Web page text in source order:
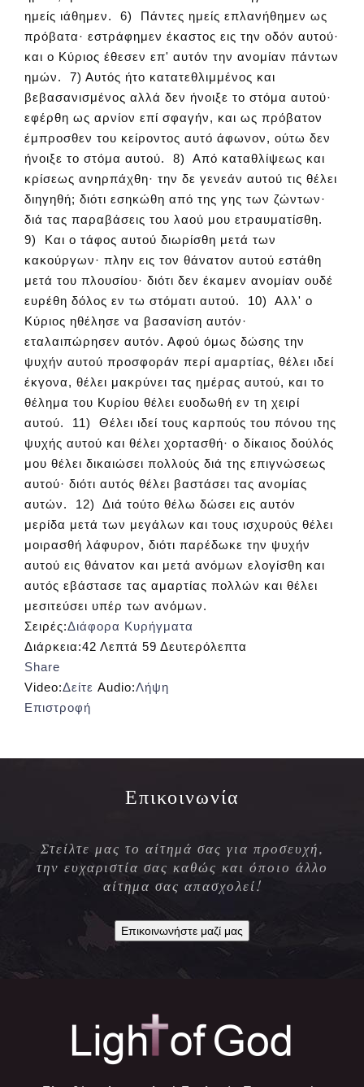
ημείς ιάθημεν. 6) Πάντες ημείς επλανήθημεν ως
πρόβατα· εστράφημεν έκαστος εις την οδόν αυτού·
και ο Κύριος έθεσεν επ' αυτόν την ανομίαν πάντων
ημών. 7) Αυτός ήτο κατατεθλιμμένος και
βεβασανισμένος αλλά δεν ήνοιξε το στόμα αυτού·
εφέρθη ως αρνίον επί σφαγήν, και ως πρόβατον
έμπροσθεν του κείροντος αυτό άφωνον, ούτω δεν
ήνοιξε το στόμα αυτού. 8) Από καταθλίψεως και
κρίσεως ανηρπάχθη· την δε γενεάν αυτού τις θέλει
διηγηθή; διότι εσηκώθη από της γης των ζώντων·
διά τας παραβάσεις του λαού μου ετραυματίσθη.
9) Και ο τάφος αυτού διωρίσθη μετά των
κακούργων· πλην εις τον θάνατον αυτού εστάθη
μετά του πλουσίου· διότι δεν έκαμεν ανομίαν ουδέ
ευρέθη δόλος εν τω στόματι αυτού. 10) Αλλ' ο
Κύριος ηθέλησε να βασανίση αυτόν·
εταλαιπώρησεν αυτόν. Αφού όμως δώσης την
ψυχήν αυτού προσφοράν περί αμαρτίας, θέλει ιδεί
έκγονα, θέλει μακρύνει τας ημέρας αυτού, και το
θέλημα του Κυρίου θέλει ευοδωθή εν τη χειρί
αυτού. 11) Θέλει ιδεί τους καρπούς του πόνου της
ψυχής αυτού και θέλει χορτασθή· ο δίκαιος δούλός
μου θέλει δικαιώσει πολλούς διά της επιγνώσεως
αυτού· διότι αυτός θέλει βαστάσει τας ανομίας
αυτών. 12) Διά τούτο θέλω δώσει εις αυτόν
μερίδα μετά των μεγάλων και τους ισχυρούς θέλει
μοιρασθή λάφυρον, διότι παρέδωκε την ψυχήν
αυτού εις θάνατον και μετά ανόμων ελογίσθη και
αυτός εβάστασε τας αμαρτίας πολλών και θέλει
μεσιτεύσει υπέρ των ανόμων.
Σειρές:Διάφορα Κυρήγματα
Διάρκεια:42 Λεπτά 59 Δευτερόλεπτα
Share
Video:Δείτε Audio:Λήψη
Επιστροφή
Επικοινωνία
Στείλτε μας το αίτημά σας για προσευχή,
την ευχαριστία σας καθώς και όποιο άλλο
αίτημα σας απασχολεί!
Επικοινωνήστε μαζί μας